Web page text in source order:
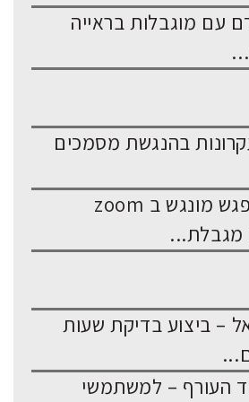
עם מוגבלות בראייה
בהנגשת מסמכים
ניהול והובלת מפגש מונגש ב zoom
– ביצוע בדיקת שעות
העורף – למשתמשי